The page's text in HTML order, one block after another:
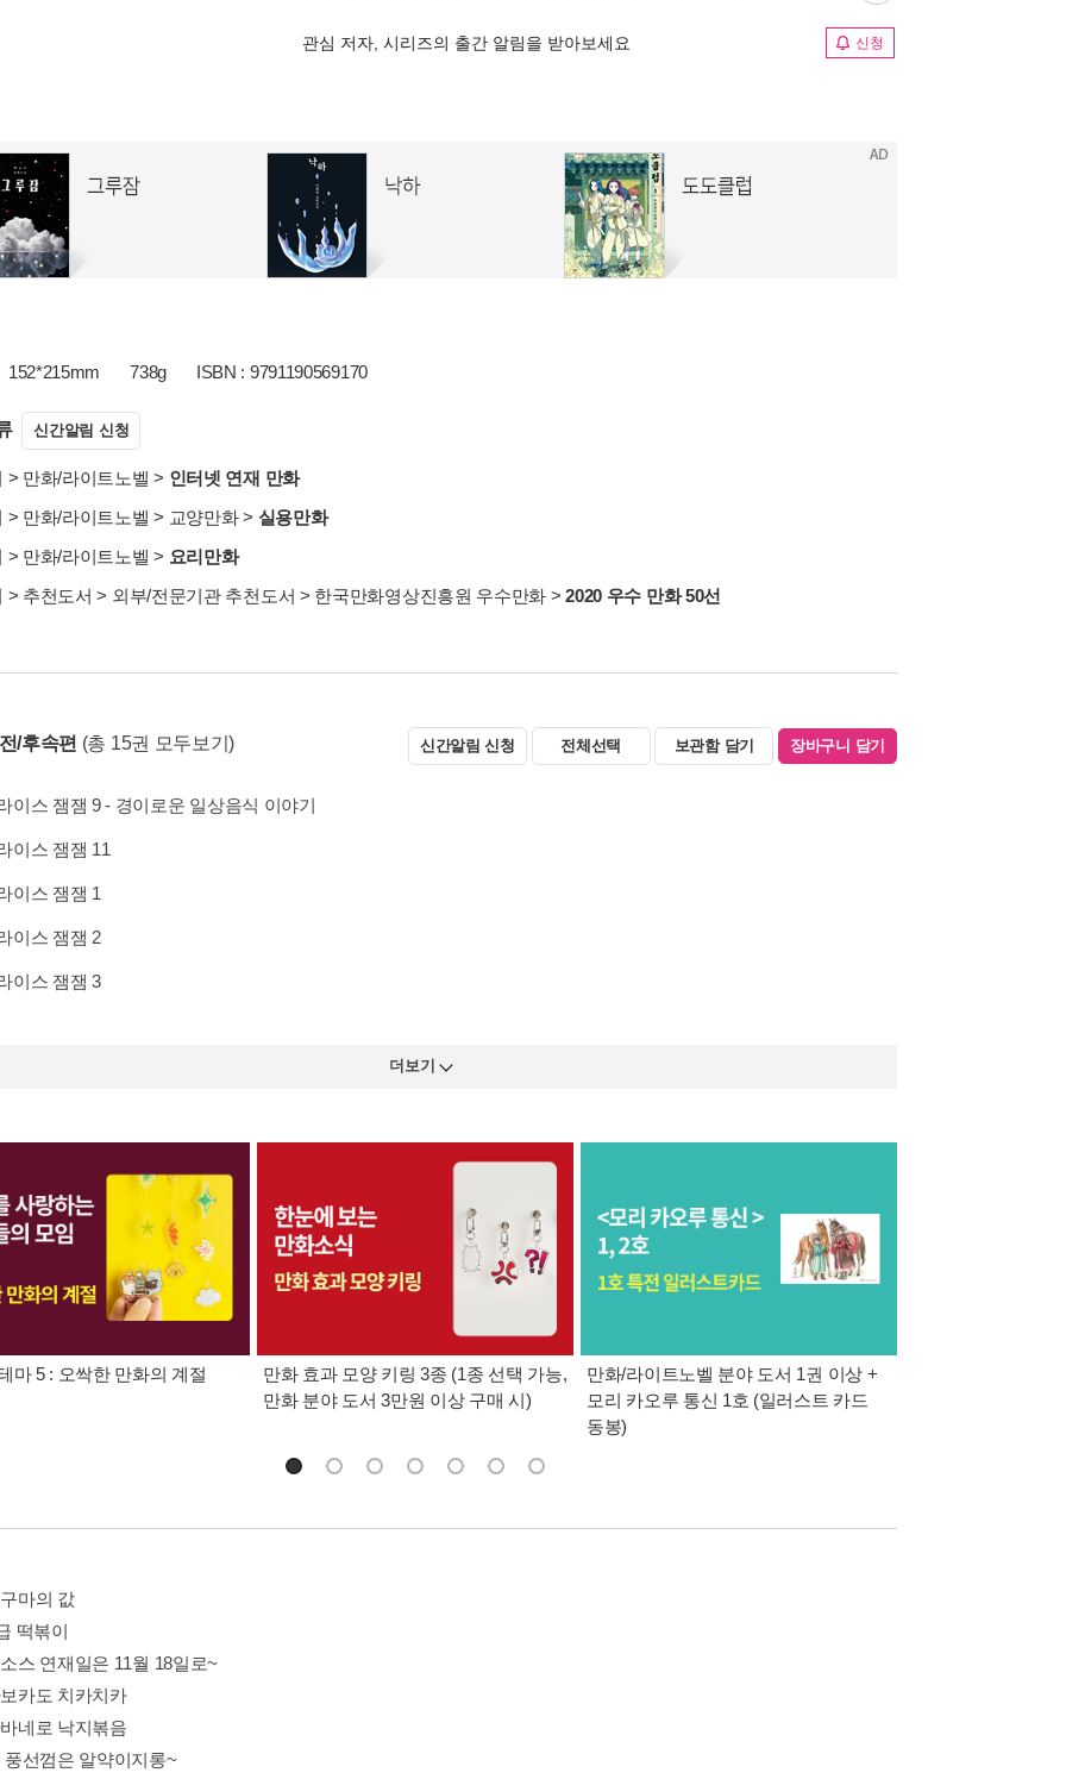
관심 저자, 시리즈의 출간 알림을 받아보세요 신청
152*215mm 738g ISBN : 9791190569170
신간알림 신청
> 만화/라이트노벨 > 인터넷 연재 만화
> 만화/라이트노벨 > 교양만화> 실용만화
> 만화/라이트노벨 > 요리만화
> 추천도서 > 외부/전문기관 추천도서 > 한국만화영상진흥원 우수만화 >2020 우수 만화 50선
/후속편 (총 15권 모두보기) 신간알림 신청 전체선택 보관함 담기 장바구니 담기
이스 잼잼 9 - 경이로운 일상음식 이야기
이스 잼잼 11
이스 잼잼 1
이스 잼잼 2
이스 잼잼 3
더보기
마 5 : 오싹한 만화의 계절
만화 효과 모양 키링 3종 (1종 선택 가능,
만화 분야 도서 3만원 이상 구매 시)
만화/라이트노벨 분야 도서 1권 이상 +
모리 카오루 통신 1호 (일러스트 카드
동봉)
마의 값
떡볶이
스 연재일은 11월 18일로~
카도 치카치카
네로 낙지볶음
풍선껌은 알약이지롱~